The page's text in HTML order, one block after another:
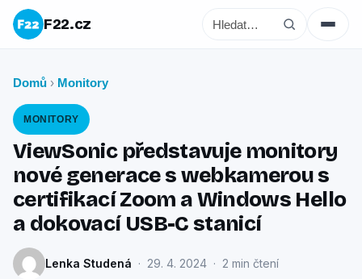
F22.cz
Domů › Monitory
MONITORY
ViewSonic představuje monitory
nové generace s webkamerou s
certifikací Zoom a Windows Hello
a dokovací USB-C stanicí
Lenka Studená · 29. 4. 2024 · 2 min čtení